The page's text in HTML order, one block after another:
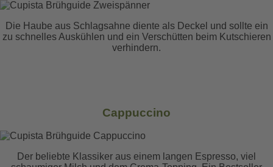
Die Haube aus Schlagsahne diente als Deckel und sollte ein
zu schnelles Auskühlen und ein Verschütten beim Kutschieren
verhindern.
Cappuccino
Der beliebte Klassiker aus einem langen Espresso, viel